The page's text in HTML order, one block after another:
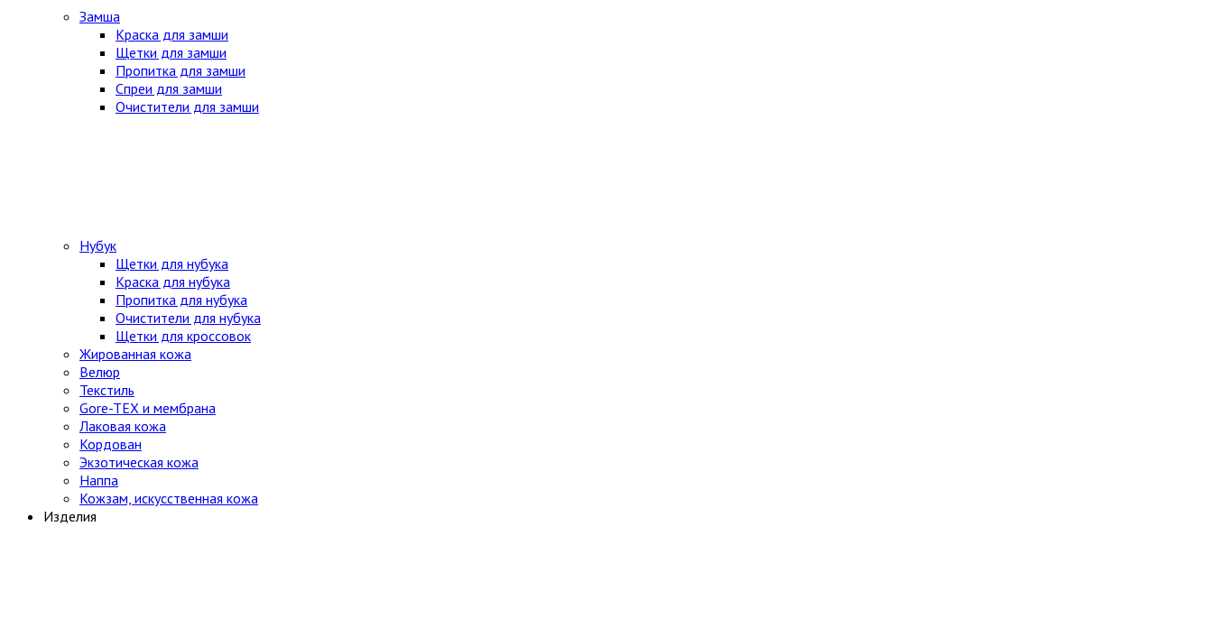
Замша
Краска для замши
Щетки для замши
Пропитка для замши
Спреи для замши
Очистители для замши
Нубук
Щетки для нубука
Краска для нубука
Пропитка для нубука
Очистители для нубука
Щетки для кроссовок
Жированная кожа
Велюр
Текстиль
Gore-TEX и мембрана
Лаковая кожа
Кордован
Экзотическая кожа
Наппа
Кожзам, искусственная кожа
Изделия